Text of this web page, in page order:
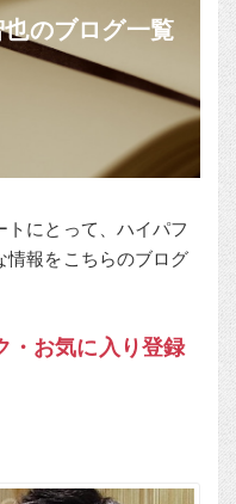
のブログ一覧
にとって、ハイパフ
情報をこちらのブログ
・お気に入り登録